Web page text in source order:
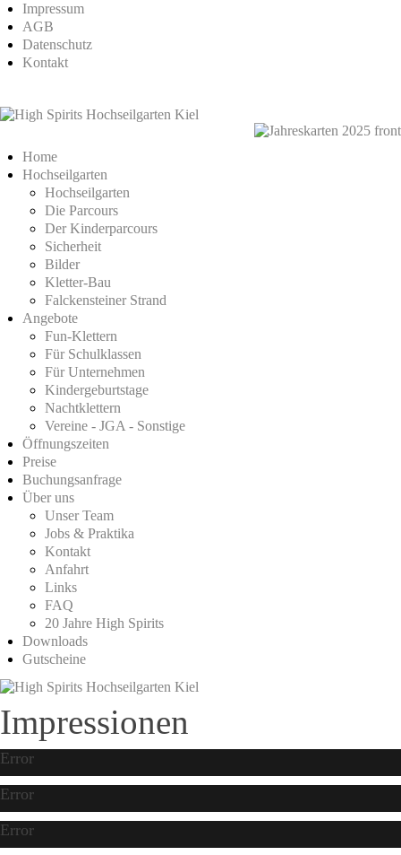
Impressum
AGB
Datenschutz
Kontakt
Home
Hochseilgarten
Hochseilgarten
Die Parcours
Der Kinderparcours
Sicherheit
Bilder
Kletter-Bau
Falckensteiner Strand
Angebote
Fun-Klettern
Für Schulklassen
Für Unternehmen
Kindergeburtstage
Nachtklettern
Vereine - JGA - Sonstige
Öffnungszeiten
Preise
Buchungsanfrage
Über uns
Unser Team
Jobs & Praktika
Kontakt
Anfahrt
Links
FAQ
20 Jahre High Spirits
Downloads
Gutscheine
Impressionen
Error
Error
Error